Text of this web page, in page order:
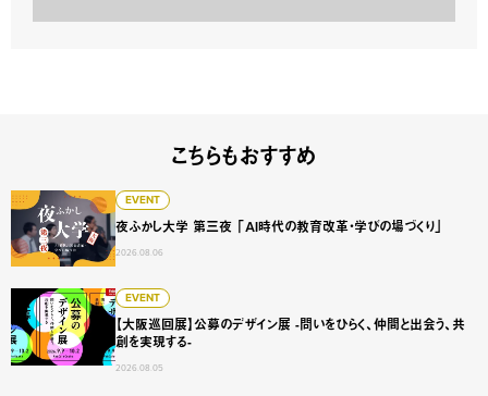
こちらもおすすめ
EVENT
夜ふかし大学 第三夜 「AI時代の教育改革・学びの場づくり」
2026.08.06
夜ふかし大学 第三夜 「AI時代の教育改革・学びの場づくり」
EVENT
【大阪巡回展】公募のデザイン展 -問いをひらく、仲間と出会う、共
創を実現する-
2026.08.05
【大阪巡回展】公募のデザイン展 -問いをひらく、仲間と出